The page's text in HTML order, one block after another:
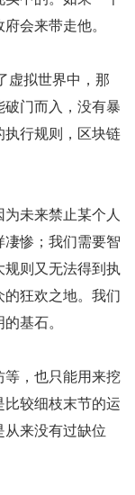
会来带走他。
虚拟世界中，那
门而入，没有暴
行规则，区块链
未来禁止某个人
惨；我们需要智
则又无法得到执
狂欢之地。我们
基石。
，也只能用来挖
较细枝末节的运
来没有过缺位